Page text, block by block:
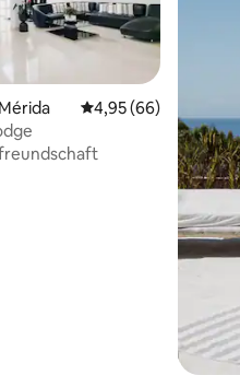
von 5, 58 Bewertungen
Durchschnittliche
4,95 (66)